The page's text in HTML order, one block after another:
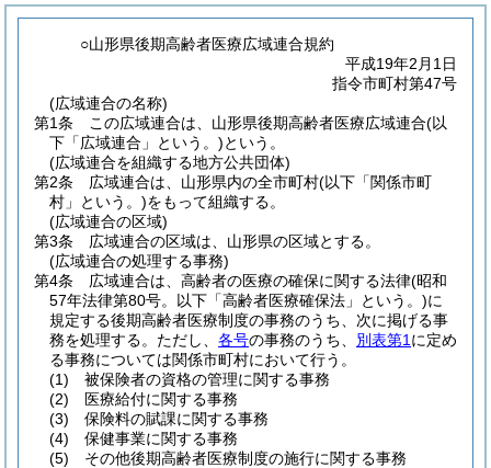
○山形県後期高齢者医療広域連合規約
平成19年2月1日
指令市町村第47号
(広域連合の名称)
第1条
この広域連合は、山形県後期高齢者医療広域連合(以
下「広域連合」という。)という。
(広域連合を組織する地方公共団体)
第2条
広域連合は、山形県内の全市町村(以下「関係市町
村」という。)をもって組織する。
(広域連合の区域)
第3条
広域連合の区域は、山形県の区域とする。
(広域連合の処理する事務)
第4条
広域連合は、高齢者の医療の確保に関する法律(昭和
57年法律第80号。以下「高齢者医療確保法」という。)に
規定する後期高齢者医療制度の事務のうち、次に掲げる事
務を処理する。 ただし、 各号の事務のうち、 別表第1 に定め
る事務については関係市町村において行う。
(1)
被保険者の資格の管理に関する事務
(2)
医療給付に関する事務
(3)
保険料の賦課に関する事務
(4)
保健事業に関する事務
(5)
その他後期高齢者医療制度の施行に関する事務